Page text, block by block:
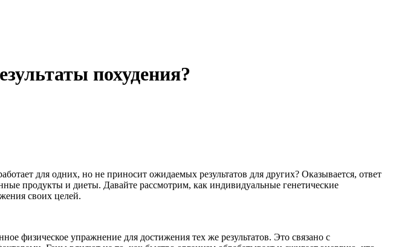
похудения?
для одних, но не приносит ожидаемых результатов для других? Оказывается, ответ
продукты и диеты. Давайте рассмотрим, как индивидуальные генетические
своих целей.
физическое упражнение для достижения тех же результатов. Это связано с